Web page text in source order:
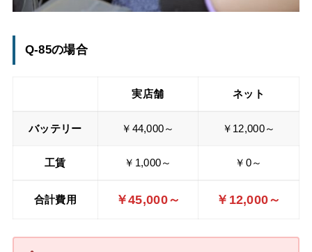
Q-85の場合
実店舗 ネット
バッテリー ￥44,000～ ￥12,000～
工賃 ￥1,000～ ￥0～
合計費用 ￥45,000～ ￥12,000～